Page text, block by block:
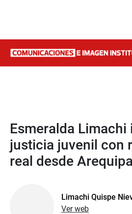
Esmeralda Limachi
justicia juvenil con
real desde Arequipa
Limachi Quispe
Ver web